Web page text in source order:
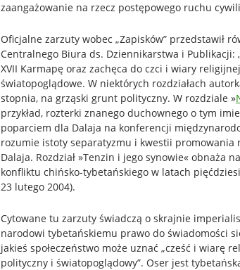
zaangażowanie na rzecz postępowego ruchu
Oficjalne zarzuty wobec „Zapisków” przedstawił
Centralnego Biura ds. Dziennikarstwa i Publikacji:
XVII Karmapę oraz zachęca do czci i wiary
światopoglądowe. W niektórych rozdziałach
stopnia, na grząski grunt polityczny. W rozdziale »
przykład, rozterki znanego duchownego o tym
poparciem dla Dalaja na konferencji
rozumie istoty separatyzmu i kwestii promowania
Dalaja. Rozdział »Tenzin i jego synowie« obnaża
konfliktu chińsko-tybetańskiego w latach
23 lutego 2004).
Cytowane tu zarzuty świadczą o skrajnie
narodowi tybetańskiemu prawo do świadomości
jakieś społeczeństwo może uznać „cześć i wiarę
polityczny i światopoglądowy”. Oser jest